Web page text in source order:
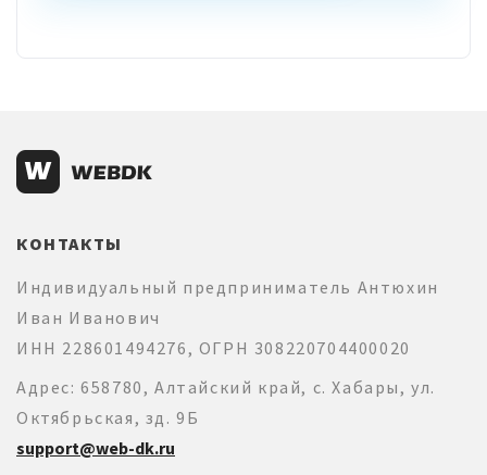
КОНТАКТЫ
Индивидуальный предприниматель Антюхин
Иван Иванович
ИНН 228601494276, ОГРН 308220704400020
Адрес: 658780, Алтайский край, с. Хабары, ул.
Октябрьская, зд. 9Б
support@web-dk.ru